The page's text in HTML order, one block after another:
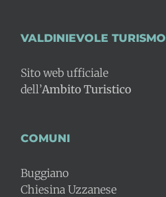
VALDINIEVOLE TURISMO
Sito web ufficiale
dell’Ambito Turistico
COMUNI
Buggiano
Chiesina Uzzanese